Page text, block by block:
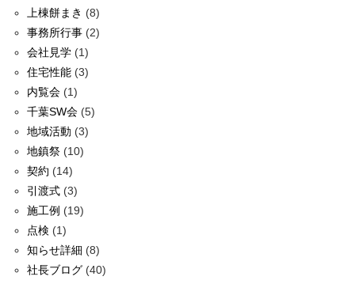
上棟餅まき (8)
事務所行事(2)
会社見学(1)
住宅性能(3)
内覧会(1)
千葉SW会(5)
地域活動 (3)
地鎮祭(10)
契約 (14)
引渡式(3)
施工例 (19)
点検 (1)
知らせ詳細 (8)
社長ブログ(40)